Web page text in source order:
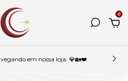
0
em nossa loja. 💎🏡❤️